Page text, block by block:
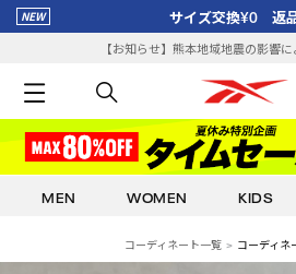
サイズ交換¥0 返
【お知らせ】熊本地域地震の影響
MEN WOMEN KIDS
コーディネート一覧 コーディ